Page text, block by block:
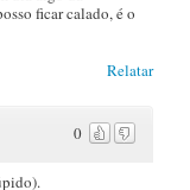
ficar calado, é o
Relatar
0